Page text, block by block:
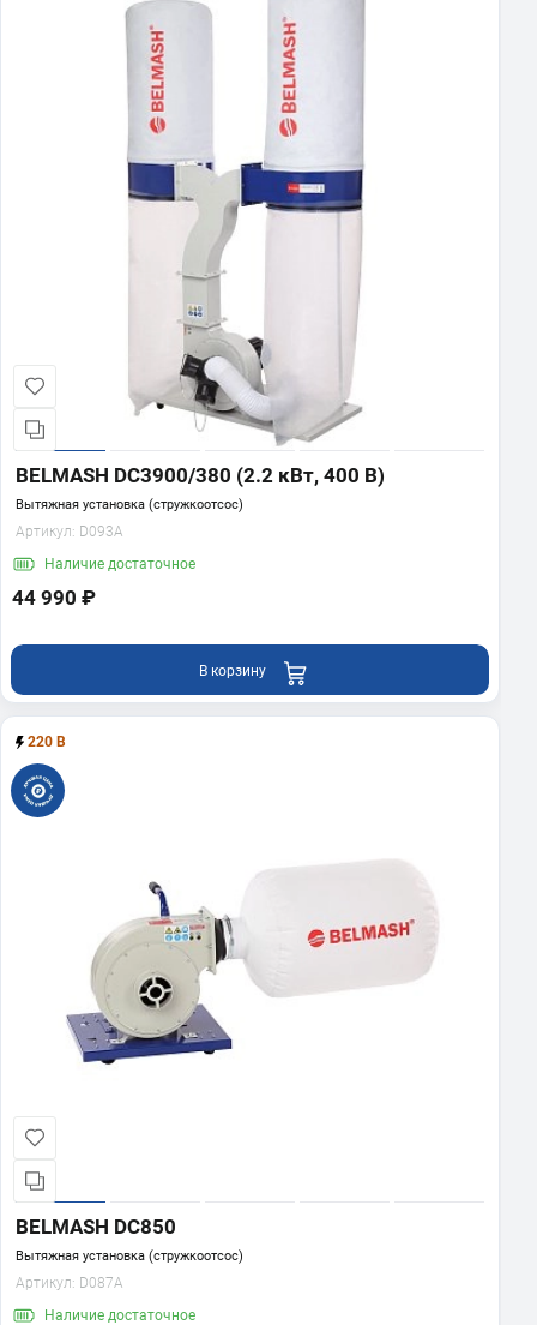
BELMASH DC3900/380 (2.2 кВт, 400 В)
Вытяжная установка (стружкоотсос)
Артикул: D093A
Наличие достаточное
44 990 ₽
В корзину
220 В
BELMASH DC850
Вытяжная установка (стружкоотсос)
Артикул: D087A
Наличие достаточное